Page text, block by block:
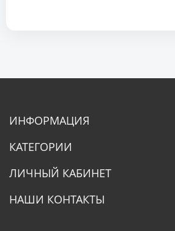
ИНФОРМАЦИЯ
КАТЕГОРИИ
ЛИЧНЫЙ КАБИНЕТ
НАШИ КОНТАКТЫ